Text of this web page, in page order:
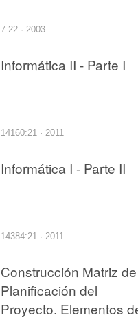
7:22 · 2003
Informática II - Parte I
14160:21 · 2011
Informática I - Parte II
14384:21 · 2011
Construcción Matriz de
Planificación del
Proyecto. Elementos